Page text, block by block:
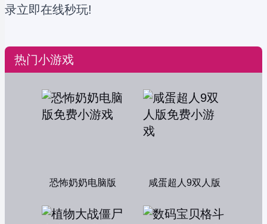
录立即在线秒玩!
热门小游戏
恐怖奶奶电脑版 咸蛋超人9双人版